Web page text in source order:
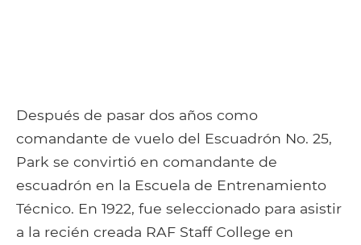
Después de pasar dos años como
comandante de vuelo del Escuadrón No. 25,
Park se convirtió en comandante de
escuadrón en la Escuela de Entrenamiento
Técnico. En 1922, fue seleccionado para asistir
a la recién creada RAF Staff College en